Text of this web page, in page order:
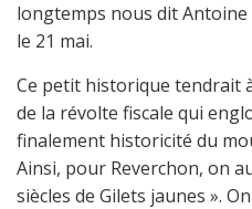
longtemps nous dit Antoine
le 21 mai.
Ce petit historique tendrait
de la révolte fiscale qui
finalement historicité du
Ainsi, pour Reverchon, on
siècles de Gilets jaunes ».